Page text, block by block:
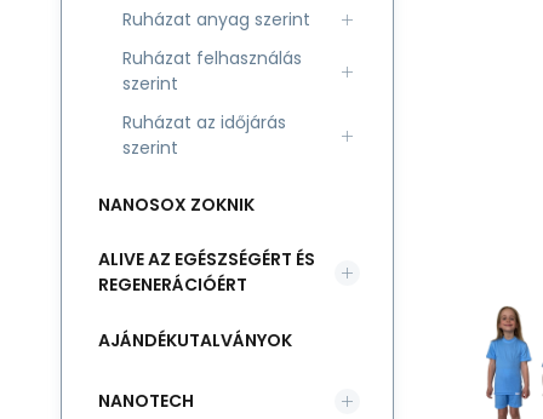
Ruházat anyag szerint
Ruházat felhasználás
szerint
Ruházat az időjárás
szerint
NANOSOX ZOKNIK
ALIVE AZ EGÉSZSÉGÉRT ÉS
REGENERÁCIÓÉRT
AJÁNDÉKUTALVÁNYOK
NANOTECH